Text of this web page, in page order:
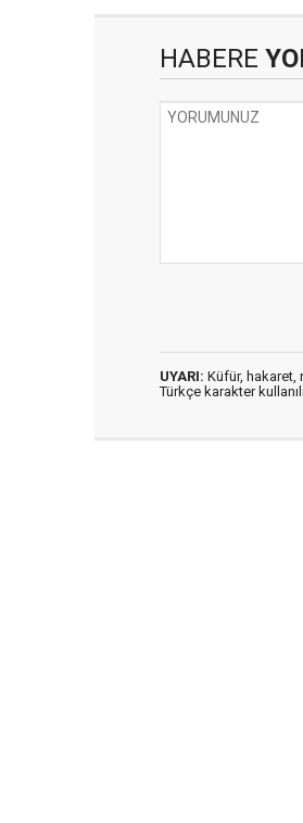
HABERE
UYARI: Küfür, hakaret,
Türkçe karakter